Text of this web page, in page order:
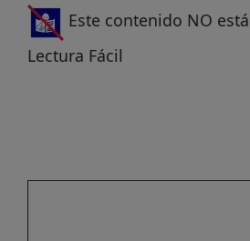
Este contenido NO
Lectura Fácil